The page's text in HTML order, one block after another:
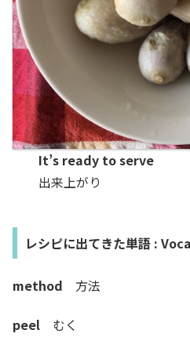
It’s ready to serve
出来上がり
レシピに出てきた単語 :
method 方法
peel むく